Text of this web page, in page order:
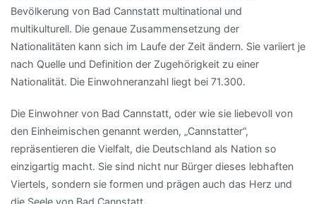
Bevölkerung von Bad Cannstatt multinational und
multikulturell. Die genaue Zusammensetzung der
Nationalitäten kann sich im Laufe der Zeit ändern. Sie variiert je
nach Quelle und Definition der Zugehörigkeit zu einer
Nationalität. Die Einwohneranzahl liegt bei 71.300.
Die Einwohner von Bad Cannstatt, oder wie sie liebevoll von
den Einheimischen genannt werden, „Cannstatter“,
repräsentieren die Vielfalt, die Deutschland als Nation so
einzigartig macht. Sie sind nicht nur Bürger dieses lebhaften
Viertels, sondern sie formen und prägen auch das Herz und
die Seele von Bad Cannstatt.